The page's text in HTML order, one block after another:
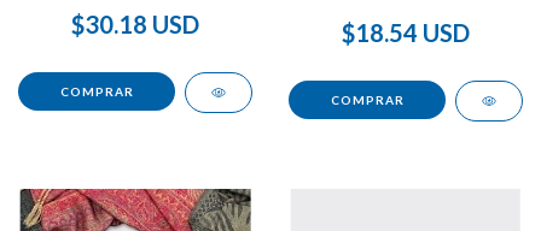
$30.18 USD $18.54 USD